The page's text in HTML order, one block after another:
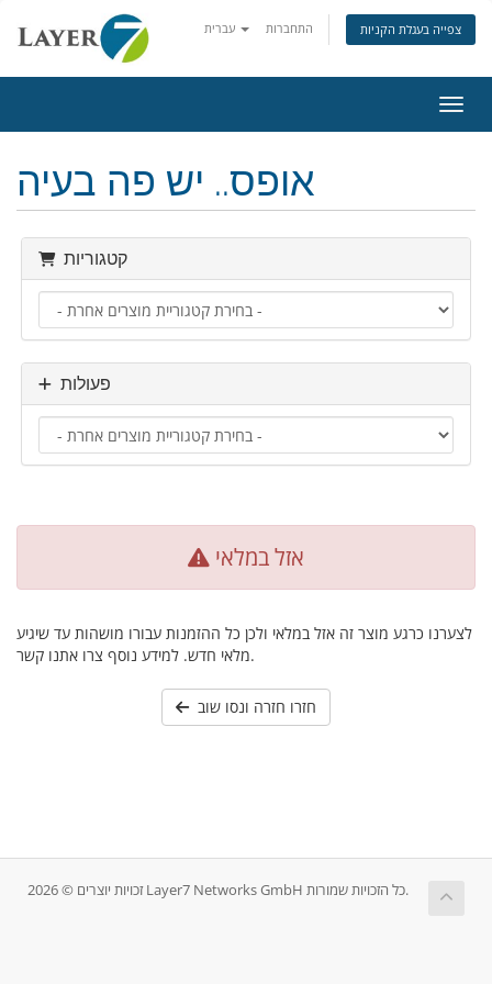
התחברות צפייה בעגלת הקניות
אופס.. יש פה בעיה
קטגוריות
פעולות
אזל במלאי
לצערנו כרגע מוצר זה אזל במלאי ולכן כל ההזמנות עבורו מושהות עד שיגיע
מלאי חדש. למידע נוסף צרו אתנו קשר.
חזרו חזרה ונסו שוב
זכויות יוצרים © 2026 Layer7 Networks GmbH כל הזכויות שמורות.